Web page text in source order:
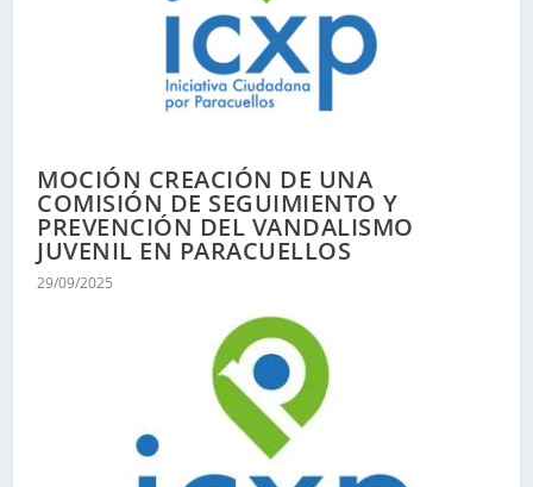
MOCIÓN CREACIÓN DE UNA
COMISIÓN DE SEGUIMIENTO Y
PREVENCIÓN DEL VANDALISMO
JUVENIL EN PARACUELLOS
29/09/2025